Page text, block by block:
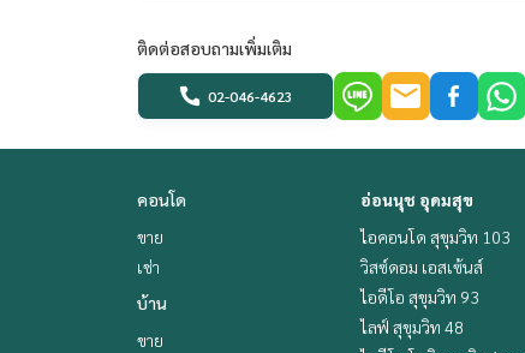
ติดต่อสอบถามเพิ่มเติม
02-046-4623
คอนโด
ขาย
เช่า
บ้าน
ขาย
อ่อนนุช อุดมสุข
ไอคอนโด สุขุมวิท 103
วิสซ์ดอม เอสเซ้นส์
ไอดีโอ สุขุมวิท 93
ไลฟ์ สุขุมวิท 48